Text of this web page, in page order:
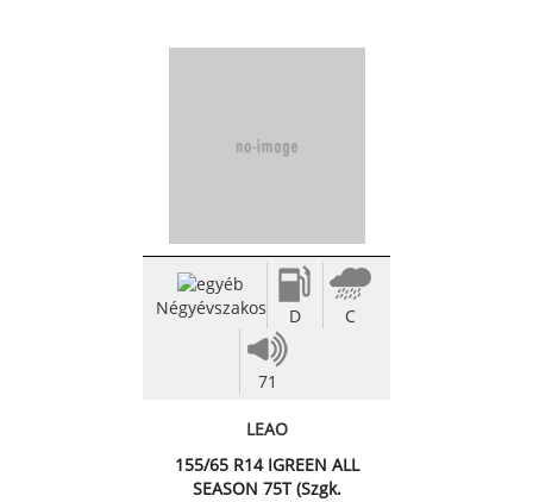
Négyévszakos D C
71
LEAO
155/65 R14 IGREEN ALL
SEASON 75T (Szgk.